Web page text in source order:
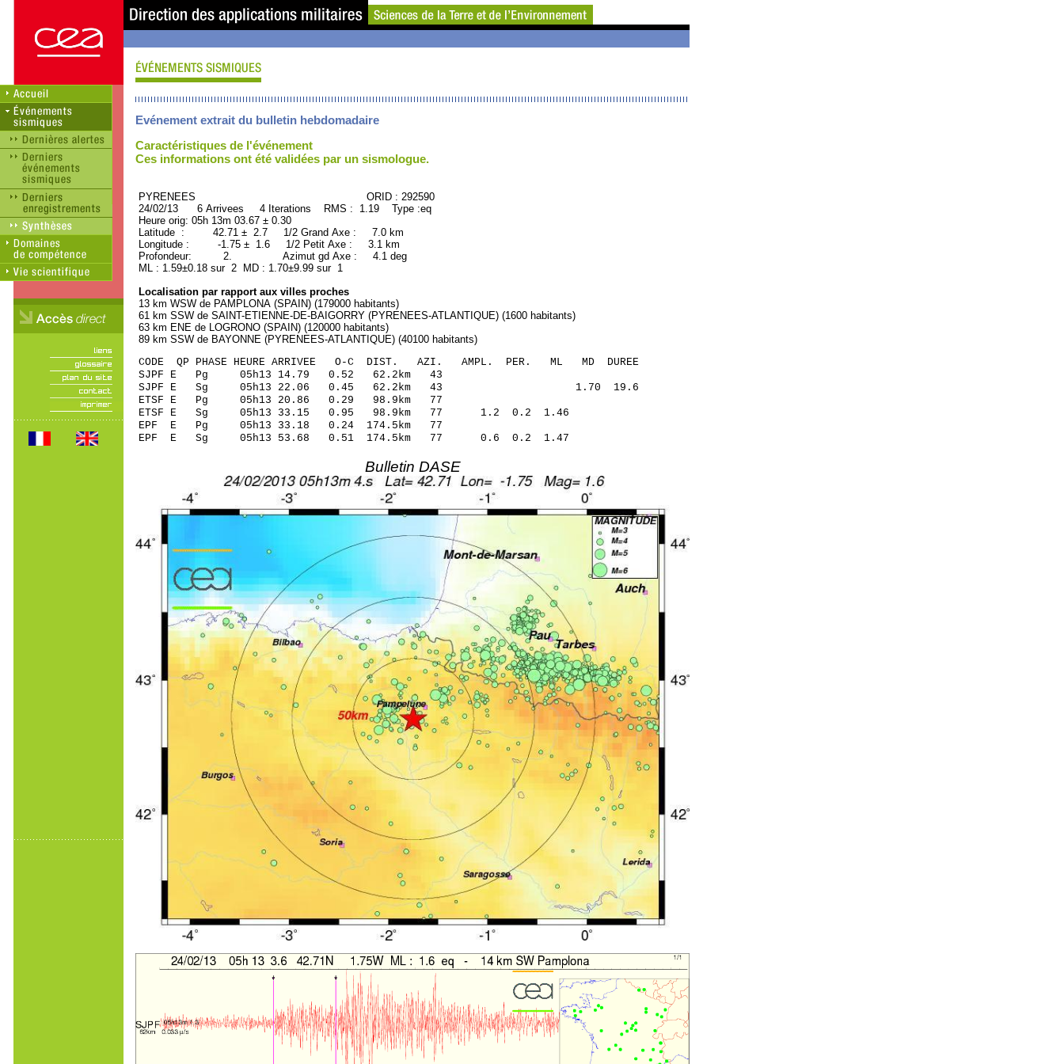
Evénement extrait du bulletin hebdomadaire
Caractéristiques de l'événement
Ces informations ont été validées par un sismologue.
PYRENEES ORID : 292590
24/02/13 6 Arrivees 4 Iterations RMS : 1.19 Type :eq
Heure orig: 05h 13m 03.67 ± 0.30
Latitude : 42.71 ± 2.7 1/2 Grand Axe : 7.0 km
Longitude : -1.75 ± 1.6 1/2 Petit Axe : 3.1 km
Profondeur: 2. Azimut gd Axe : 4.1 deg
ML : 1.59±0.18 sur 2 MD : 1.70±9.99 sur 1
Localisation par rapport aux villes proches
13 km WSW de PAMPLONA (SPAIN) (179000 habitants)
61 km SSW de SAINT-ETIENNE-DE-BAIGORRY (PYRENEES-ATLANTIQUE) (1600 habitants)
63 km ENE de LOGRONO (SPAIN) (120000 habitants)
89 km SSW de BAYONNE (PYRENEES-ATLANTIQUE) (40100 habitants)
CODE QP PHASE HEURE ARRIVEE O-C DIST. AZI. AMPL. PER. ML MD DUREE
SJPF E Pg 05h13 14.79 0.52 62.2km 43
SJPF E Sg 05h13 22.06 0.45 62.2km 43 1.70 19.6
ETSF E Pg 05h13 20.86 0.29 98.9km 77
ETSF E Sg 05h13 33.15 0.95 98.9km 77 1.2 0.2 1.46
EPF E Pg 05h13 33.18 0.24 174.5km 77
EPF E Sg 05h13 53.68 0.51 174.5km 77 0.6 0.2 1.47
Bulletin DASE